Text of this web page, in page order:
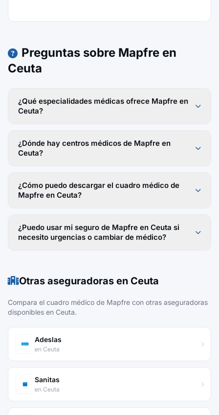
Preguntas sobre Mapfre en
Ceuta
¿Qué especialidades médicas ofrece Mapfre en
Ceuta?
¿Dónde hay centros médicos de Mapfre en
Ceuta?
¿Cómo puedo descargar el cuadro médico de
Mapfre en Ceuta?
¿Puedo usar mi seguro de Mapfre en Ceuta si
necesito urgencias o cambiar de médico?
Otras aseguradoras en Ceuta
Compara el cuadro médico de Mapfre con otras aseguradoras
disponibles en Ceuta.
Adeslas
en Ceuta
Sanitas
en Ceuta